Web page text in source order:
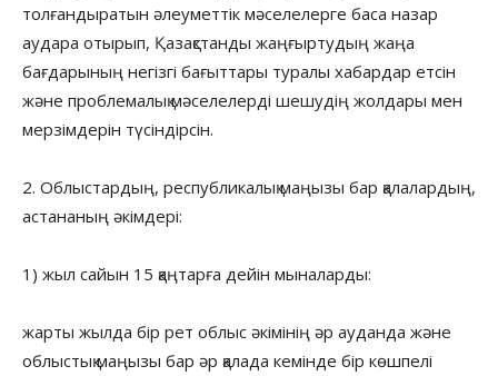
толғандыратын әлеуметтік мәселелерге баса назар
аудара отырып, Қазақстанды жаңғыртудың жаңа
бағдарының негізгі бағыттары туралы хабардар етсін
және проблемалық мәселелерді шешудің жолдары мен
мерзімдерін түсіндірсін.
2. Облыстардың, республикалық маңызы бар қалалардың,
астананың әкімдері:
1) жыл сайын 15 қаңтарға дейін мыналарды:
жарты жылда бір рет облыс әкімінің әр ауданда және
облыстық маңызы бар әр қалада кемінде бір көшпелі